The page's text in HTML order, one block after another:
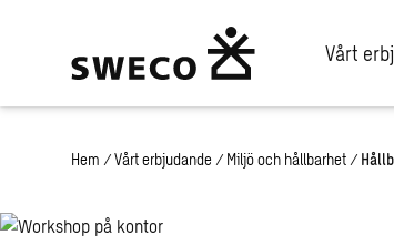
Vårt
Hem / Vårt erbjudande / Miljö och hållbarhet /